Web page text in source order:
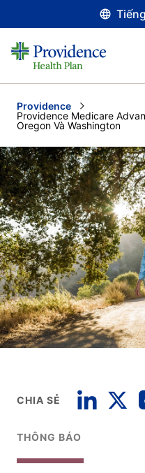
Providence
Current:
Providence Medicare
Oregon Và Washington
CHIA SẺ
THÔNG BÁO